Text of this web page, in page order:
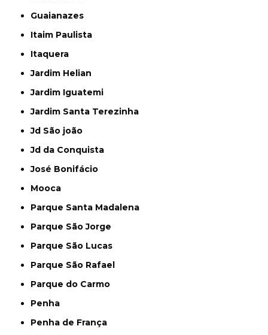
Guaianazes
Itaim Paulista
Itaquera
Jardim Helian
Jardim Iguatemi
Jardim Santa Terezinha
Jd São joão
Jd da Conquista
José Bonifácio
Mooca
Parque Santa Madalena
Parque São Jorge
Parque São Lucas
Parque São Rafael
Parque do Carmo
Penha
Penha de França